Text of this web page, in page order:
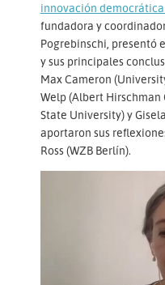
innovación
fundadora y
Pogrebinschi, presentó
y sus principales
Max Cameron
Welp (Albert Hirschman
State University) y
aportaron sus
Ross (WZB Berlín).